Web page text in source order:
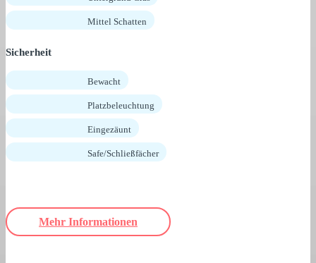
Mittel Schatten
Sicherheit
Bewacht
Platzbeleuchtung
Eingezäunt
Safe/Schließfächer
Mehr Informationen